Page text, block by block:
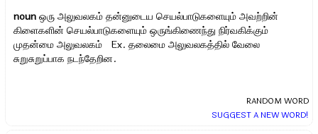
noun ஒரு அலுவலகம் தன்னுடைய செயல்பாடுகளையும் அவற்றின்
கிளைகளின் செயல்பாடுகளையும் ஒருங்கிணைந்து நிர்வகிக்கும்
முதன்மை அலுவலகம் Ex.தலைமை அலுவலகத்தில் வேலை
சுறுசுறுப்பாக நடந்தேறின.
RANDOM WORD
SUGGEST A NEW WORD!